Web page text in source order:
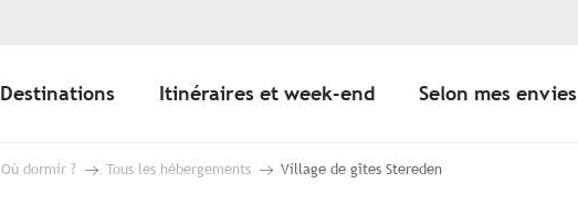
Destinations Itinéraires et week-end Selon mes envies
Où dormir ? Tous les hébergements Village de gîtes Stereden